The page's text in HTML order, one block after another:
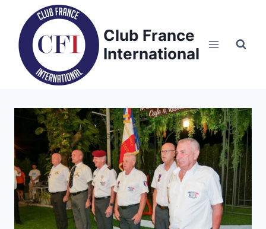
content
Club France
International